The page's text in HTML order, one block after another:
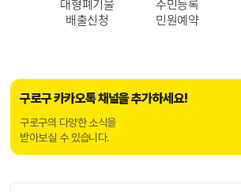
대형폐기물
배출신청
주민등록
민원예약
구로구 카카오톡 채널을 추가하세요!
구로구의 다양한 소식을
받아보실 수 있습니다.